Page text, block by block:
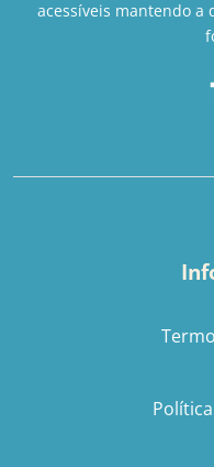
acessíveis mantendo a